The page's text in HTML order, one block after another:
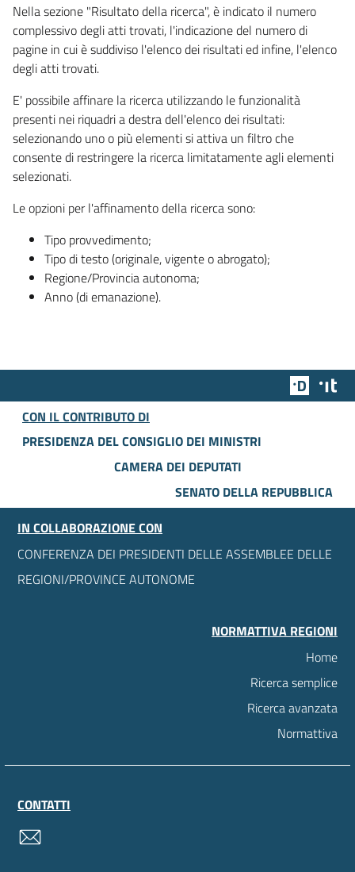
Nella sezione "Risultato della ricerca", è indicato il numero
complessivo degli atti trovati, l'indicazione del numero di
pagine in cui è suddiviso l'elenco dei risultati ed infine, l'elenco
degli atti trovati.
E' possibile affinare la ricerca utilizzando le funzionalità
presenti nei riquadri a destra dell'elenco dei risultati:
selezionando uno o più elementi si attiva un filtro che
consente di restringere la ricerca limitatamente agli elementi
selezionati.
Le opzioni per l'affinamento della ricerca sono:
Tipo provvedimento;
Tipo di testo (originale, vigente o abrogato);
Regione/Provincia autonoma;
Anno (di emanazione).
Team
CON IL CONTRIBUTO DI
PRESIDENZA DEL CONSIGLIO DEI MINISTRI
CAMERA DEI DEPUTATI
SENATO DELLA REPUBBLICA
IN COLLABORAZIONE CON
CONFERENZA DEI PRESIDENTI DELLE ASSEMBLEE DELLE
REGIONI/PROVINCE AUTONOME
NORMATTIVA REGIONI
Home
Ricerca semplice
Ricerca avanzata
Normattiva
CONTATTI